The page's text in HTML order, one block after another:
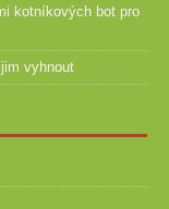
kotníkových bot pro
vyhnout